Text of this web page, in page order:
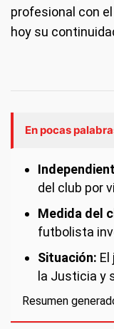
profesional con
hoy su
En pocas
del club por
Medida del
futbolista
Situación:
la Justicia y
Resumen